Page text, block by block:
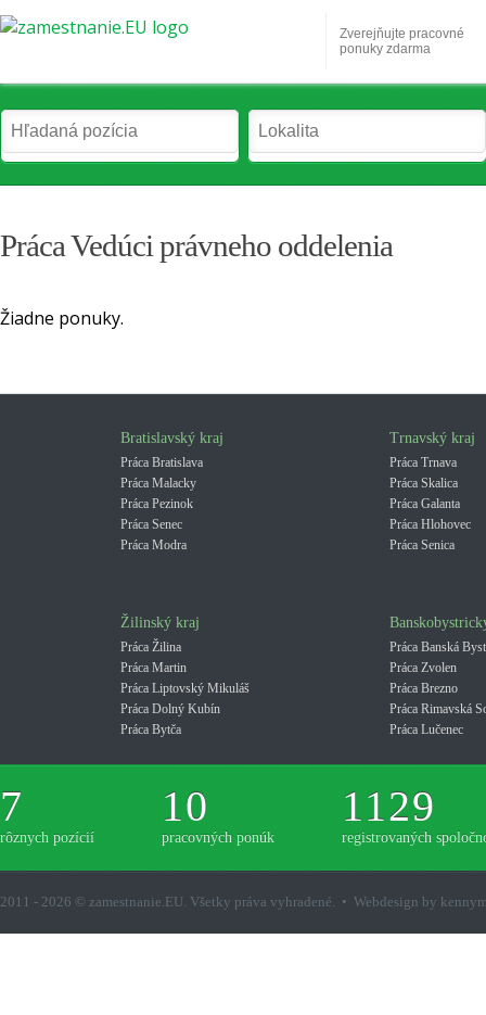
Zverejňujte pracovné
ponuky zdarma
Práca Vedúci právneho oddelenia
Žiadne ponuky.
Bratislavský kraj
Práca Bratislava
Práca Malacky
Práca Pezinok
Práca Senec
Práca Modra
Trnavský kraj
Práca Trnava
Práca Skalica
Práca Galanta
Práca Hlohovec
Práca Senica
Žilinský kraj
Práca Žilina
Práca Martin
Práca Liptovský Mikuláš
Práca Dolný Kubín
Práca Bytča
Práca Banská
Práca Zvolen
Práca Brezno
Práca Rimavská
Práca Lučenec
7
rôznych pozícií
10
pracovných ponúk
1129
registrovaných
2011 - 2026 © zamestnanie.EU. Všetky práva vyhradené. • Webdesign by